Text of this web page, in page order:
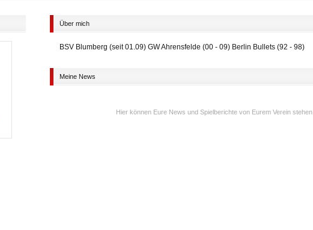
Über mich
BSV Blumberg (seit 01.09) GW Ahrensfelde (00 - 09) Berlin Bullets (92 - 98)
Meine News
Hier können Eure News und Spielberichte von Eurem Verein stehen.